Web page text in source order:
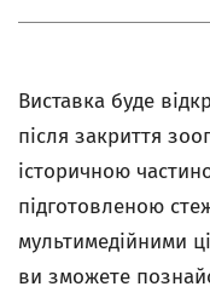
Виставка буде
після закриття
історичною
підготовленою
мультимедійними
ви зможете